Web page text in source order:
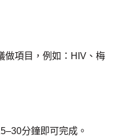
項目，例如：HIV、梅
分鐘即可完成。